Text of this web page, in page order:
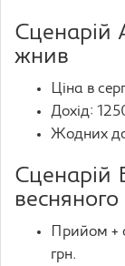
Сценарій
жнив
Ціна в
Дохід:
Жодних
Сценарій
весняного
Прийом +
грн.